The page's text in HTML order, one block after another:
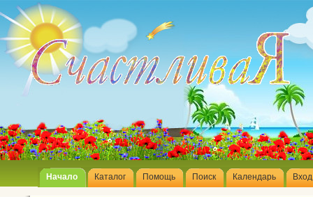
Начало Каталог Помощь Поиск Календарь Вход